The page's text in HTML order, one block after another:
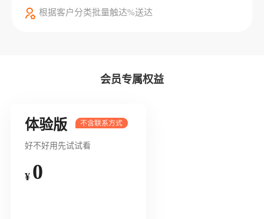
根据客户分类批量触达%送达
会员专属权益
体验版
好不好用先试试看
¥ 0